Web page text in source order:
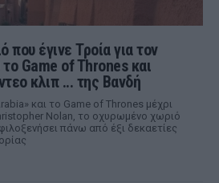
που έγινε Τροία για τον
Game of Thrones και
κλιπ ... της Βανδή
και το Game of Thrones μέχρι
Nolan, το οχυρωμένο χωριό
πάνω από έξι δεκαετίες